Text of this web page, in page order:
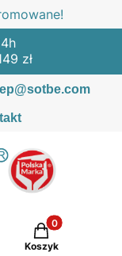
zł
Produkty w
Koszyk